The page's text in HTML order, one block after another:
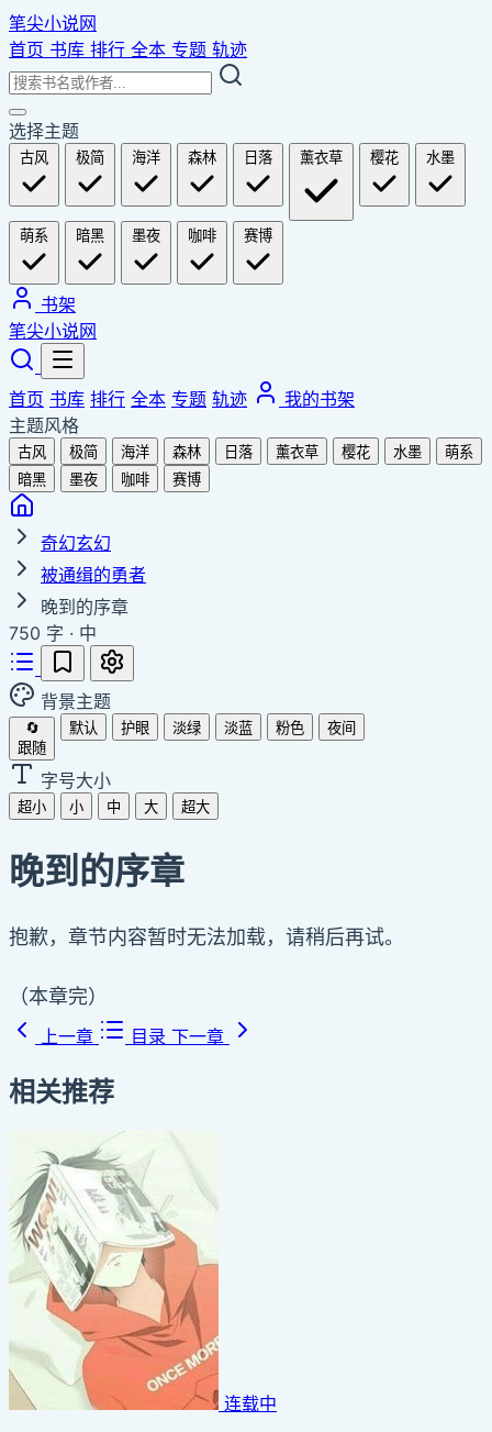
笔尖小说网
首页 书库 排行 全本 专题 轨迹
选择主题
古风 极简 海洋 森林 日落 薰衣草 樱花 水墨
萌系 暗黑 墨夜 咖啡 赛博
书架
笔尖小说网
首页 书库 排行 全本 专题 轨迹
我的书架
主题风格
古风 极简 海洋 森林 日落 薰衣草 樱花 水墨
萌系
暗黑
墨夜 咖啡 赛博
奇幻玄幻
被通缉的勇者
晚到的序章
750 字 · 中
背景主题
🔄
跟随
默认 护眼 淡绿 淡蓝 粉色 夜间
字号大小
超小 小 中 大 超大
晚到的序章
抱歉，章节内容暂时无法加载，请稍后再试。
（本章完）
上一章 目录 下一章
相关推荐
连载中